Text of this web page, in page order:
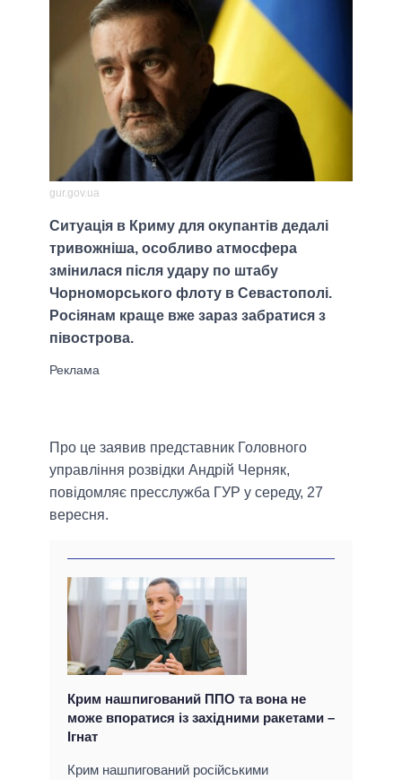
gur.gov.ua
Ситуація в Криму для окупантів дедалі
тривожніша, особливо атмосфера
змінилася після удару по штабу
Чорноморського флоту в Севастополі.
Росіянам краще вже зараз забратися з
півострова.
Про це заявив представник Головного
управління розвідки Андрій Черняк,
повідомляє пресслужба ГУР у середу, 27
вересня.
Крим нашпигований ППО та вона не
може впоратися із західними ракетами –
Ігнат
Крим нашпигований російськими